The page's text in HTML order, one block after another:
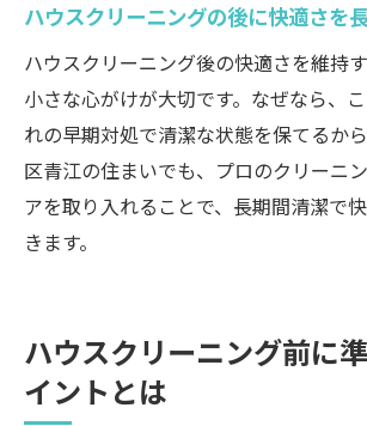
ハウスクリーニングの後に快適さを
ハウスクリーニング後の快適さを維持
小さな心がけが大切です。なぜなら、
れの早期対処で清潔な状態を保てるか
区青江の住まいでも、プロのクリーニ
アを取り入れることで、長期間清潔で
きます。
ハウスクリーニング前に
イントとは